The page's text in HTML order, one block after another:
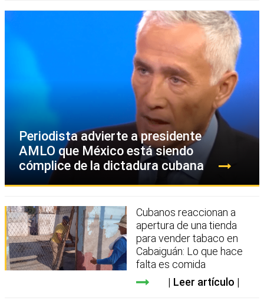
Periodista advierte a presidente
AMLO que México está siendo
cómplice de la dictadura cubana
Cubanos reaccionan a
apertura de una tienda
para vender tabaco en
Cabaiguán: Lo que hace
falta es comida
Leer artículo